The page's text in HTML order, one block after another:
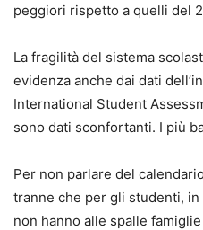
peggiori rispetto a quelli del
La fragilità del sistema
evidenza anche dai dati
International Student
sono dati sconfortanti. I più
Per non parlare del
tranne che per gli studenti,
non hanno alle spalle